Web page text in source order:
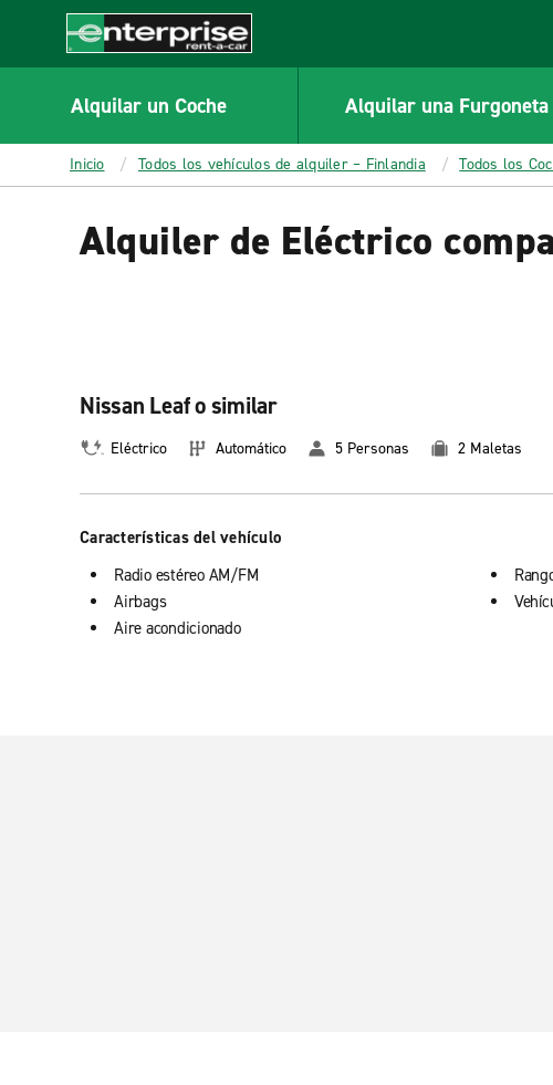
CONTENT
Enterprise
Alquilar un Coche Alquilar una Furgoneta
Inicio Todos los vehículos de alquiler – Finlandia Todos los
Alquiler de Eléctrico
Nissan Leaf o similar
Eléctrico Automático 5 Personas 2 Maletas
Características del vehículo
Radio estéreo AM/FM
Airbags
Aire acondicionado